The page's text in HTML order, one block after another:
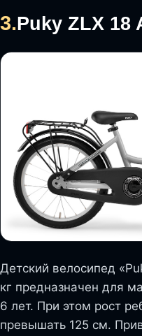
3.Puky ZLX 18
Детский велосипед
кг предназначен для
6 лет. При этом рост
превышать 125 см.